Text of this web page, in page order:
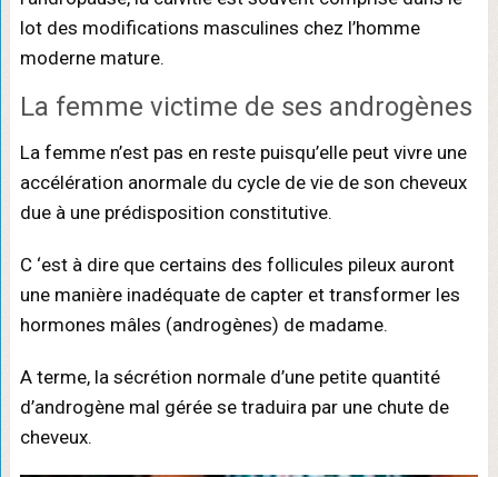
lot des modifications masculines chez l’homme
moderne mature.
La femme victime de ses androgènes
La femme n’est pas en reste puisqu’elle peut vivre une
accélération anormale du cycle de vie de son cheveux
due à une prédisposition constitutive.
C ‘est à dire que certains des follicules pileux auront
une manière inadéquate de capter et transformer les
hormones mâles (androgènes) de madame.
A terme, la sécrétion normale d’une petite quantité
d’androgène mal gérée se traduira par une chute de
cheveux.